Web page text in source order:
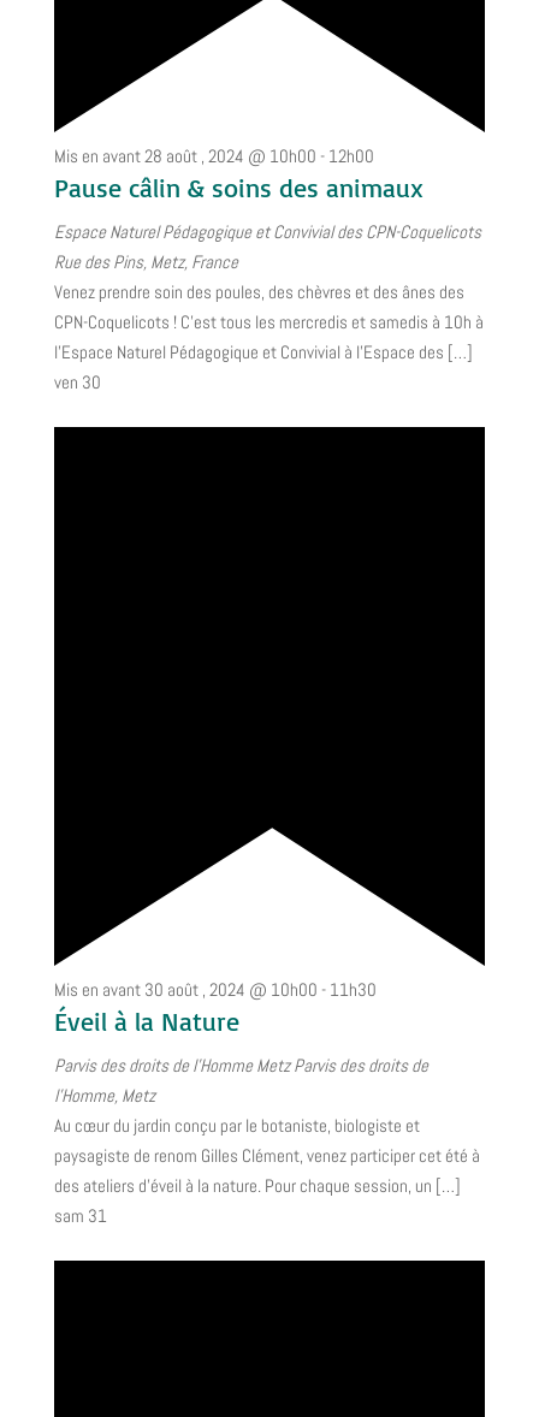
Mis en avant28 août , 2024 @ 10h00 - 12h00
Pause câlin & soins des animaux
Espace Naturel Pédagogique et Convivial des CPN-Coquelicots
Rue des Pins, Metz, France
Venez prendre soin des poules, des chèvres et des ânes des
CPN-Coquelicots ! C’est tous les mercredis et samedis à 10h à
l’Espace Naturel Pédagogique et Convivial à l’Espace des […]
ven 30
Mis en avant 30 août , 2024 @ 10h00 - 11h30
Éveil à la Nature
Parvis des droits de l'Homme MetzParvis des droits de
l'Homme, Metz
Au cœur du jardin conçu par le botaniste, biologiste et
paysagiste de renom Gilles Clément, venez participer cet été à
des ateliers d'éveil à la nature. Pour chaque session, un […]
sam 31